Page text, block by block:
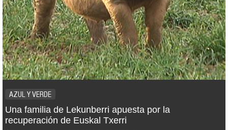
AZUL Y VERDE
Una familia de Lekunberri apuesta por la
recuperación de Euskal Txerri